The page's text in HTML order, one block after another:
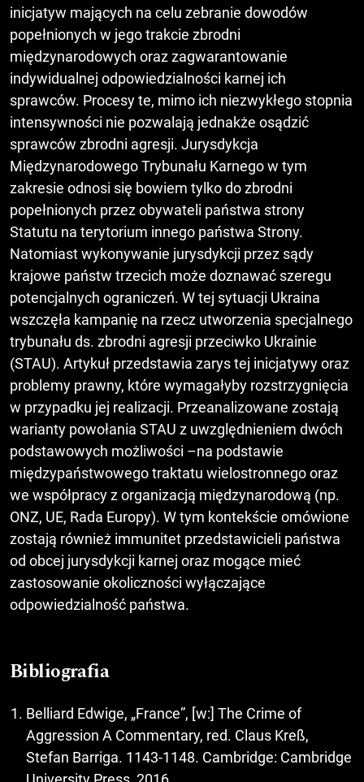
inicjatyw mających na celu zebranie dowodów
popełnionych w jego trakcie zbrodni
międzynarodowych oraz zagwarantowanie
indywidualnej odpowiedzialności karnej ich
sprawców. Procesy te, mimo ich niezwykłego stopnia
intensywności nie pozwalają jednakże osądzić
sprawców zbrodni agresji. Jurysdykcja
Międzynarodowego Trybunału Karnego w tym
zakresie odnosi się bowiem tylko do zbrodni
popełnionych przez obywateli państwa strony
Statutu na terytorium innego państwa Strony.
Natomiast wykonywanie jurysdykcji przez sądy
krajowe państw trzecich może doznawać szeregu
potencjalnych ograniczeń. W tej sytuacji Ukraina
wszczęła kampanię na rzecz utworzenia specjalnego
trybunału ds. zbrodni agresji przeciwko Ukrainie
(STAU). Artykuł przedstawia zarys tej inicjatywy oraz
problemy prawny, które wymagałyby rozstrzygnięcia
w przypadku jej realizacji. Przeanalizowane zostają
warianty powołania STAU z uwzględnieniem dwóch
podstawowych możliwości –na podstawie
międzypaństwowego traktatu wielostronnego oraz
we współpracy z organizacją międzynarodową (np.
ONZ, UE, Rada Europy). W tym kontekście omówione
zostają również immunitet przedstawicieli państwa
od obcej jurysdykcji karnej oraz mogące mieć
zastosowanie okoliczności wyłączające
odpowiedzialność państwa.
Bibliografia
Belliard Edwige, „France”, [w:] The Crime of
Aggression A Commentary, red. Claus Kreß,
Stefan Barriga. 1143-1148. Cambridge: Cambridge